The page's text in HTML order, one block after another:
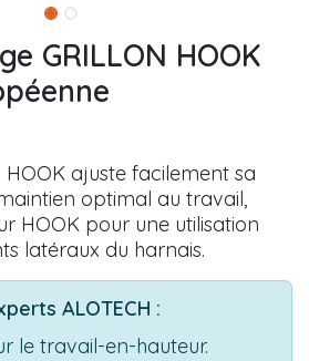
GRILLON HOOK
HOOK ajuste facilement sa
optimal au travail,
HOOK pour une utilisation
latéraux du harnais.
ALOTECH :
le travail-en-hauteur.